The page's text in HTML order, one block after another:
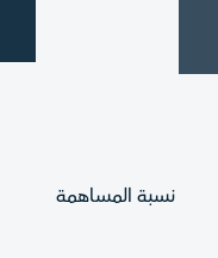
نسبة المساهمة